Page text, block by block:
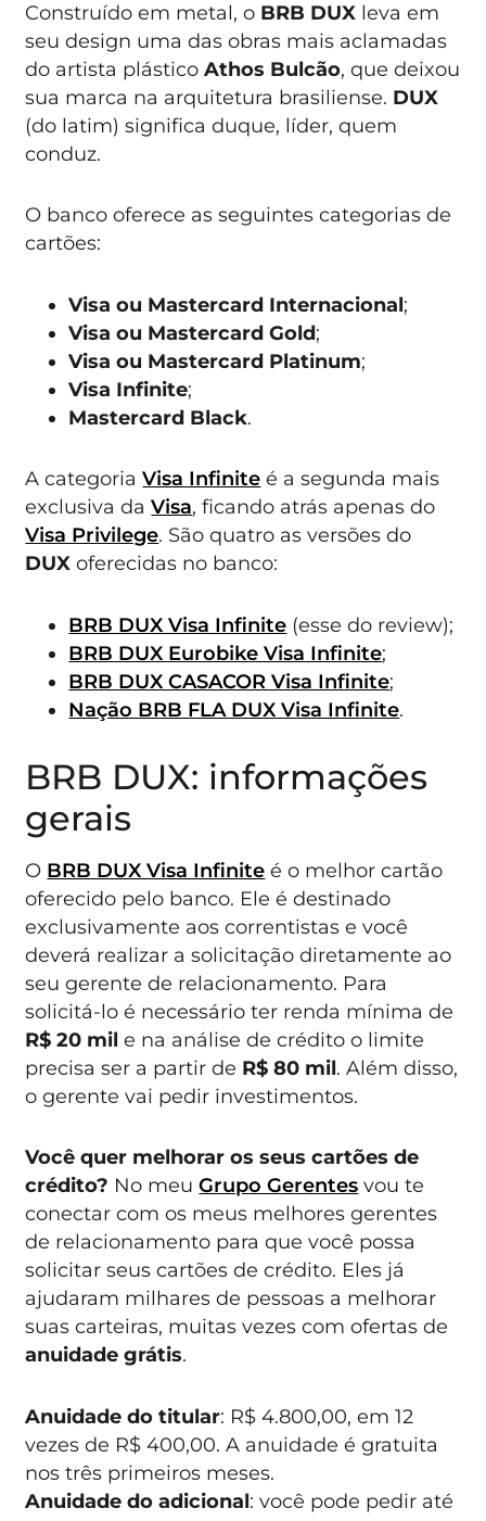
Construído em metal, o BRB DUX leva em
seu design uma das obras mais aclamadas
do artista plásticoAthos Bulcão, que deixou
sua marca na arquitetura brasiliense. DUX
(do latim) significa duque, líder, quem
conduz.
O banco oferece as seguintes categorias de
cartões:
Visa ou Mastercard Internacional;
Visa ou Mastercard Gold;
Visa ou Mastercard Platinum;
Visa Infinite;
Mastercard Black.
A categoriaVisa Infinite é a segunda mais
exclusiva daVisa, ficando atrás apenas do
Visa Privilege. São quatro as versões do
DUXoferecidas no banco:
BRB DUX Visa Infinite (esse do review);
BRB DUX Eurobike Visa Infinite;
BRB DUX CASACOR Visa Infinite;
Nação BRB FLA DUX Visa Infinite.
BRB DUX: informações
gerais
O BRB DUX Visa Infinite é o melhor cartão
oferecido pelo banco. Ele é destinado
exclusivamente aos correntistas e você
deverá realizar a solicitação diretamente ao
seu gerente de relacionamento. Para
solicitá-lo é necessário ter renda mínima de
R$ 20 mil e na análise de crédito o limite
precisa ser a partir de R$ 80 mil. Além disso,
o gerente vai pedir investimentos.
Você quer melhorar os seus cartões de
crédito? No meuGrupo Gerentes vou te
conectar com os meus melhores gerentes
de relacionamento para que você possa
solicitar seus cartões de crédito. Eles já
ajudaram milhares de pessoas a melhorar
suas carteiras, muitas vezes com ofertas de
anuidade grátis.
Anuidade do titular: R$ 4.800,00, em 12
vezes de R$ 400,00. A anuidade é gratuita
nos três primeiros meses.
Anuidade do adicional: você pode pedir até